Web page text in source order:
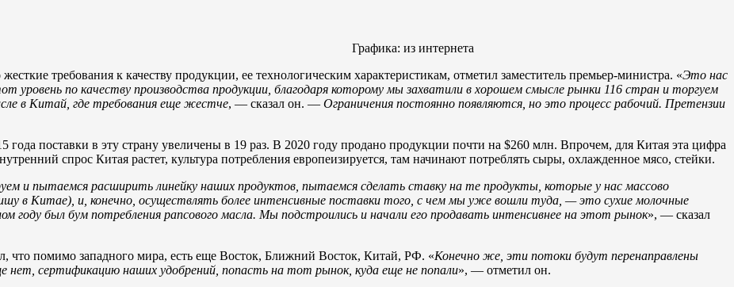
Графика: из интернета
требования к качеству продукции, ее технологическим характеристикам, отметил заместитель премьер-министра. «Это нас
уровень по качеству производства продукции, благодаря которому мы захватили в хорошем смысле рынки 116 стран и торгуем
в Китай, где требования еще жестче, — сказал он. — Ограничения постоянно появляются, но это процесс рабочий. Претензии
года поставки в эту страну увеличены в 19 раз. В 2020 году продано продукции почти на $260 млн. Впрочем, для Китая эта цифра
спрос Китая растет, культура потребления европеизируется, там начинают потреблять сыры, охлажденное мясо, стейки.
и пытаемся расширить линейку наших продуктов, пытаемся сделать ставку на те продукты, которые у нас массово
в Китае), и, конечно, осуществлять более интенсивные поставки того, с чем мы уже вошли туда, — это сухие молочные
году был бум потребления рапсового масла. Мы подстроились и начали его продавать интенсивнее на этот рынок», — сказал
что помимо западного мира, есть еще Восток, Ближний Восток, Китай, РФ. «Конечно же, эти потоки будут перенаправлены
сертификацию наших удобрений, попасть на тот рынок, куда еще не попали», — отметил он.